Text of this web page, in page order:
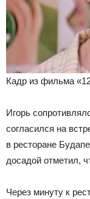
Кадр из фильма
Игорь
согласился на
в ресторане
досадой отметил,
Через минуту к